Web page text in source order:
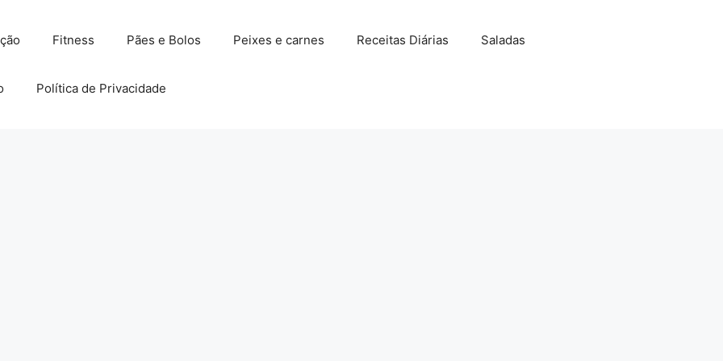
Fitness Pães e Bolos Peixes e carnes Receitas Diárias Saladas
Política de Privacidade